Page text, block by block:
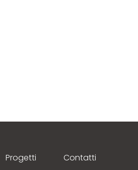
Progetti Contatti